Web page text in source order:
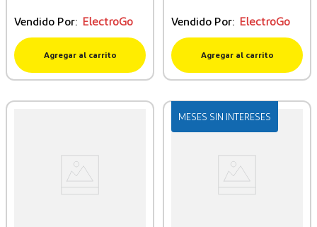
Vendido Por: ElectroGo
Agregar al carrito
Vendido Por: ElectroGo
Agregar al carrito
MESES SIN INTERESES